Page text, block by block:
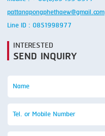
pattanapongphethaew@gmail.com
Line ID : 0851998977
INTERESTED
SEND INQUIRY